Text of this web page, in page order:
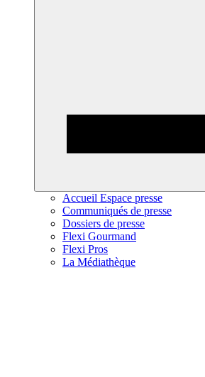
Accueil Espace presse
Communiqués de presse
Dossiers de presse
Flexi Gourmand
Flexi Pros
La Médiathèque